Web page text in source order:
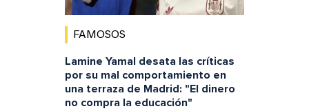
FAMOSOS
Lamine Yamal desata las críticas
por su mal comportamiento en
una terraza de Madrid: "El dinero
no compra la educación"